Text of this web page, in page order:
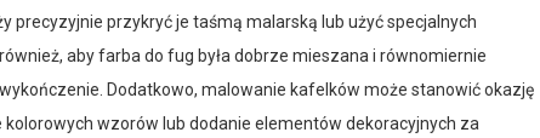
precyzyjnie przykryć je taśmą malarską lub użyć specjalnych
aby farba do fug była dobrze mieszana i równomiernie
Dodatkowo, malowanie kafelków może stanowić okazję
wzorów lub dodanie elementów dekoracyjnych za